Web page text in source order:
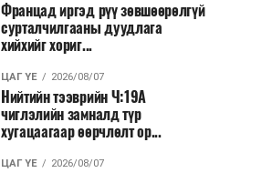
Францад иргэд рүү зөвшөөрөлгүй
сурталчилгааны дуудлага
хийхийг хориг...
ЦАГ ҮЕ 2026/08/07
Нийтийн тээврийн Ч:19А
чиглэлийн замналд түр
хугацаагаар өөрчлөлт ор...
ЦАГ ҮЕ 2026/08/07